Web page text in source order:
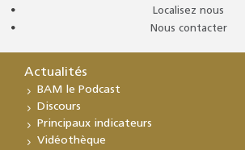
Localisez nous
Nous contacter
Actualités
BAM le Podcast
Discours
Principaux indicateurs
Vidéothèque